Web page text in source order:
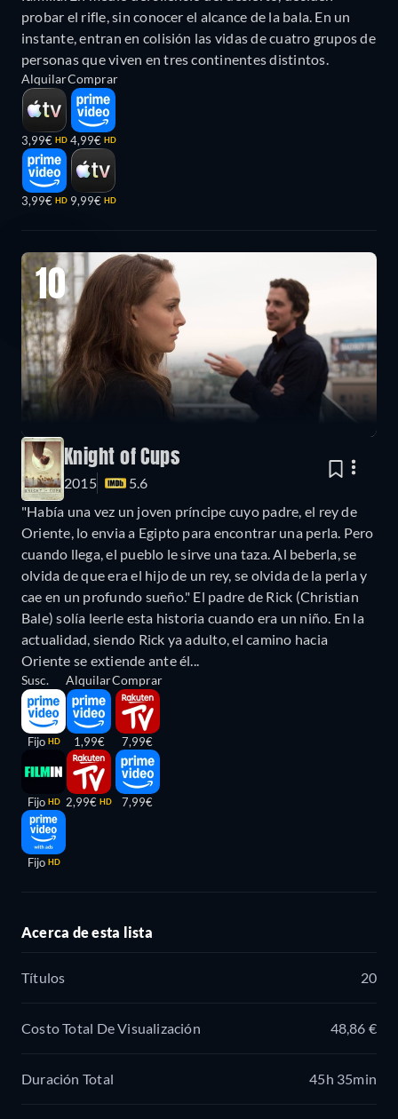
probar el rifle, sin conocer el alcance de la bala. En un
instante, entran en colisión las vidas de cuatro grupos de
personas que viven en tres continentes distintos.
Alquilar
3,99€ HD
3,99€ HD
Comprar
4,99€ HD
9,99€ HD
10
Knight of Cups
2015
5.6
"Había una vez un joven príncipe cuyo padre, el rey de
Oriente, lo envia a Egipto para encontrar una perla. Pero
cuando llega, el pueblo le sirve una taza. Al beberla, se
olvida de que era el hijo de un rey, se olvida de la perla y
cae en un profundo sueño." El padre de Rick (Christian
Bale) solía leerle esta historia cuando era un niño. En la
actualidad, siendo Rick ya adulto, el camino hacia
Oriente se extiende ante él...
Susc.
Fijo HD
Fijo HD
Fijo HD
Alquilar
1,99€
2,99€ HD
Comprar
7,99€
7,99€
Acerca de esta lista
Títulos 20
Costo Total De Visualización 48,86 €
Duración Total 45h 35min